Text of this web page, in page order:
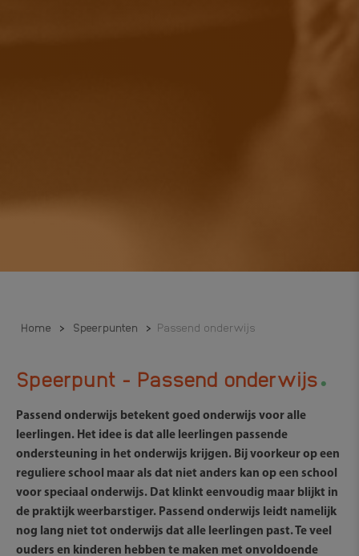
Home > Speerpunten > Passend onderwijs
Speerpunt - Passend onderwijs.
Passend onderwijs betekent goed onderwijs voor alle
leerlingen. Het idee is dat alle leerlingen passende
ondersteuning in het onderwijs krijgen. Bij voorkeur op een
reguliere school maar als dat niet anders kan op een school
voor speciaal onderwijs. Dat klinkt eenvoudig maar blijkt in
de praktijk weerbarstiger. Passend onderwijs leidt namelijk
nog lang niet tot onderwijs dat alle leerlingen past. Te veel
ouders en kinderen hebben te maken met onvoldoende